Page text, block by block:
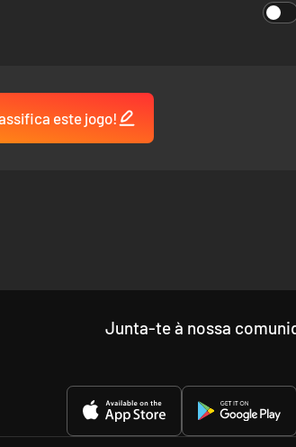
este jogo!
Junta-te à nossa